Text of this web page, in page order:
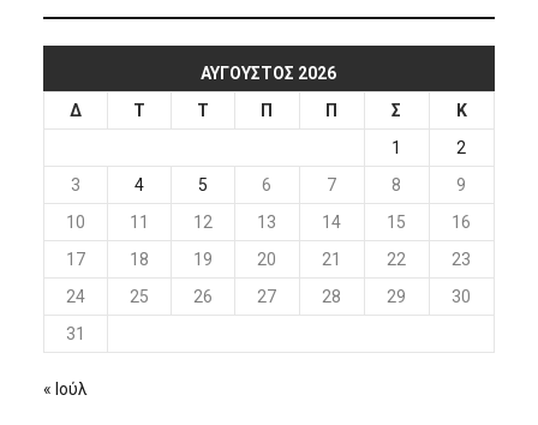
ΑΎΓΟΥΣΤΟΣ 2026
Δ
Τ Τ Π Π Σ
Κ
1
2
3
4 5 6 7 8
9
10
11 12 13 14 15
16
17
18 19 20 21 22
23
24
25 26 27 28 29
30
31
« Ιούλ